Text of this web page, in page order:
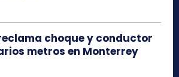
choque y conductor
metros en Monterrey